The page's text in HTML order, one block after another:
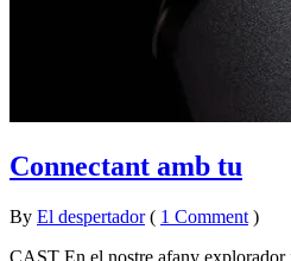
Connectant amb tu
By El despertador on
23
•
( 1 Comment )
CAST En el nostre afany explorador